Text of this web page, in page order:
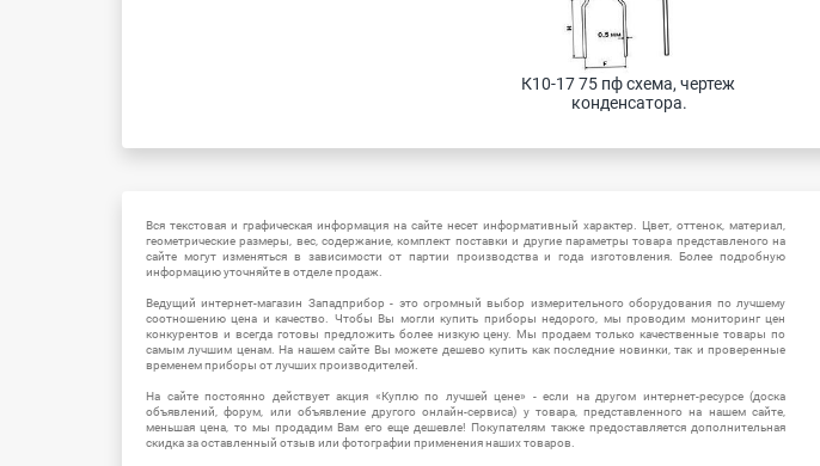
К10-17 75 пф схема, чертеж
конденсатора.
Вся текстовая и графическая информация на сайте несет информативный характер. Цвет, оттенок, материал,
геометрические размеры, вес, содержание, комплект поставки и другие параметры товара представленого на
сайте могут изменяться в зависимости от партии производства и года изготовления. Более подробную
информацию уточняйте в отделе продаж.
Ведущий интернет-магазин Западприбор - это огромный выбор измерительного оборудования по лучшему
соотношению цена и качество. Чтобы Вы могли купить приборы недорого, мы проводим мониторинг цен
конкурентов и всегда готовы предложить более низкую цену. Мы продаем только качественные товары по
самым лучшим ценам. На нашем сайте Вы можете дешево купить как последние новинки, так и проверенные
временем приборы от лучших производителей.
На сайте постоянно действует акция «Куплю по лучшей цене» - если на другом интернет-ресурсе (доска
объявлений, форум, или объявление другого онлайн-сервиса) у товара, представленного на нашем сайте,
меньшая цена, то мы продадим Вам его еще дешевле! Покупателям также предоставляется дополнительная
скидка за оставленный отзыв или фотографии применения наших товаров.